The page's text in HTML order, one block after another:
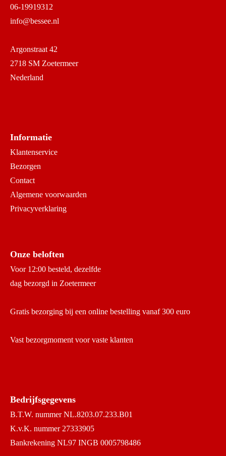
06-19919312
info@bessee.nl
Argonstraat 42
2718 SM Zoetermeer
Nederland
Informatie
Klantenservice
Bezorgen
Contact
Algemene voorwaarden
Privacyverklaring
Onze beloften
Voor 12:00 besteld, dezelfde
dag bezorgd in Zoetermeer
Gratis bezorging bij een online bestelling vanaf 300 euro
Vast bezorgmoment voor vaste klanten
Bedrijfsgegevens
B.T.W. nummer NL.8203.07.233.B01
K.v.K. nummer 27333905
Bankrekening NL97 INGB 0005798486